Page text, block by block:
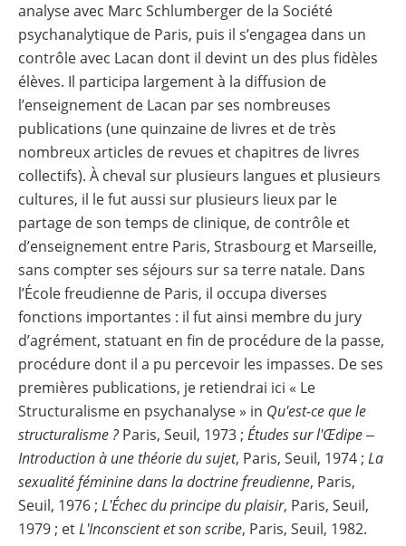
analyse avec Marc Schlumberger de la Société
psychanalytique de Paris, puis il s’engagea dans un
contrôle avec Lacan dont il devint un des plus fidèles
élèves. Il participa largement à la diffusion de
l’enseignement de Lacan par ses nombreuses
publications (une quinzaine de livres et de très
nombreux articles de revues et chapitres de livres
collectifs). À cheval sur plusieurs langues et plusieurs
cultures, il le fut aussi sur plusieurs lieux par le
partage de son temps de clinique, de contrôle et
d’enseignement entre Paris, Strasbourg et Marseille,
sans compter ses séjours sur sa terre natale. Dans
l’École freudienne de Paris, il occupa diverses
fonctions importantes : il fut ainsi membre du jury
d’agrément, statuant en fin de procédure de la passe,
procédure dont il a pu percevoir les impasses. De ses
premières publications, je retiendrai ici « Le
Structuralisme en psychanalyse » in Qu'est-ce que le
structuralisme ?Paris, Seuil, 1973 ; Études sur l'Œdipe ‒
Introduction à une théorie du sujet, Paris, Seuil, 1974 ; La
sexualité féminine dans la doctrine freudienne, Paris,
Seuil, 1976 ; L'Échec du principe du plaisir, Paris, Seuil,
1979 ; etL'Inconscient et son scribe, Paris, Seuil, 1982.